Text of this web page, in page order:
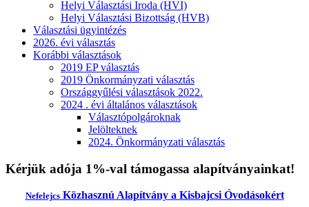
Helyi Választási Iroda (HVI)
Helyi Választási Bizottság (HVB)
Választási ügyintézés
2026. évi választás
Korábbi választások
2019 EP választás
2019 Önkormányzati választás
Országgyűlési választások 2022.
2024 . évi általános választások
Választópolgároknak
Jelölteknek
2024. Önkormányzati választás
Kérjük adója 1%-val támogassa alapítványainkat!
NefelejcsKözhasznú Alapítvány a Kisbajcsi Óvodásokért